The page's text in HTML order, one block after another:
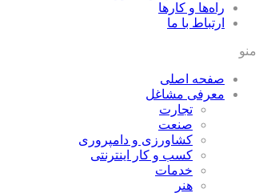
راه‌ها و كارها
ارتباط با ما
منو
صفحه اصلی
معرفی مشاغل
تجارت
صنعت
كشاورزی و دامپروری
كسب و كار اينترنتی
خدمات
هنر